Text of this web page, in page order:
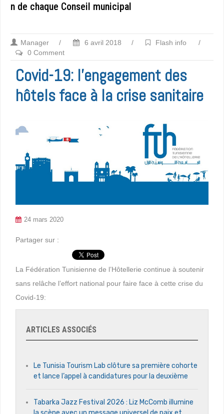
n de chaque Conseil municipal
Manager / 6 avril 2018 / Flash info
/
0 Comment
Covid-19: l’engagement des
hôtels face à la crise sanitaire
24 mars 2020
Partager sur :
La Fédération Tunisienne de l’Hôtellerie continue à soutenir
sans relâche l’effort national pour faire face à cette crise du
Covid-19:
ARTICLES ASSOCIÉS
Le Tunisia Tourism Lab clôture sa première cohorte
et lance l’appel à candidatures pour la deuxième
Tabarka Jazz Festival 2026 : Liz McComb illumine